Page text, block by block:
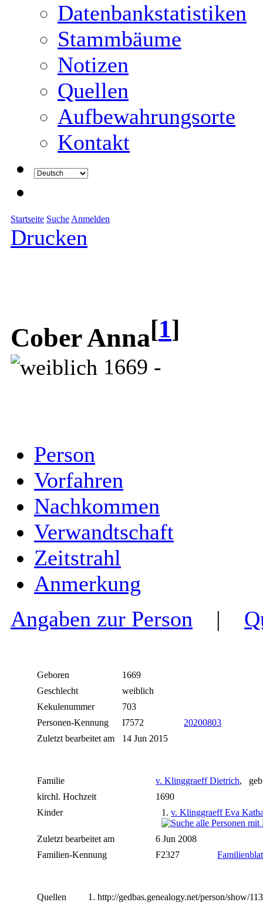
Datenbankstatistiken
Stammbäume
Notizen
Quellen
Aufbewahrungsorte
Kontakt
Startseite Suche Anmelden
Drucken
Cober Anna[1]
1669 -
Person
Vorfahren
Nachkommen
Verwandtschaft
Zeitstrahl
Anmerkung
Angaben zur Person |
Geboren
1669
Geschlecht
weiblich
Kekulenummer
703
Personen-Kennung
I7572
20200803
Zuletzt bearbeitet am
14 Jun 2015
Familie v. Klinggraeff Dietrich,
kirchl. Hochzeit
1690
Kinder
1. v. Klinggraeff Eva
Zuletzt bearbeitet am
6 Jun 2008
Familien-Kennung
F2327
Quellen http://gedbas.genealogy.net/person/show/